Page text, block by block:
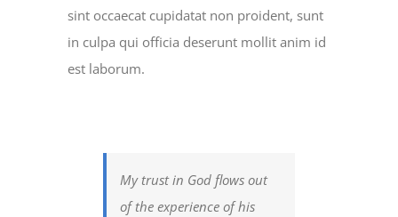
sint occaecat cupidatat non proident, sunt
in culpa qui officia deserunt mollit anim id
est laborum.
My trust in God flows out
of the experience of his